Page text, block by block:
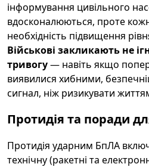
інформування цивільного
вдосконалюються, проте
необхідність підвищення
Військові закликають не
тривогу— навіть якщо
виявилися хибними,
сигнал, ніж ризикувати
Протидія та поради
Протидія ударним БпЛА
технічну (ракетні та